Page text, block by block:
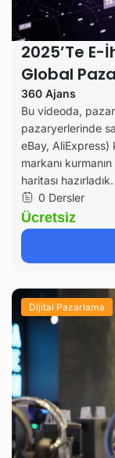
2025’te E-
Global
360 Ajans
Bu videoda, pazar
pazaryerlerinde
eBay, AliExpress)
markanı
haritası
0 Dersler
Ücretsiz
Dijital Pazarlama